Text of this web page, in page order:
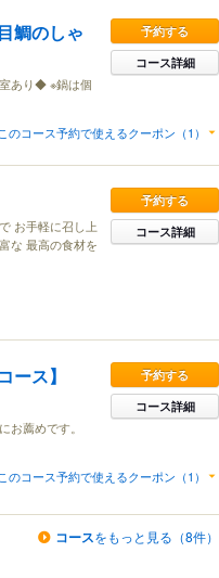
鯛のしゃ
あり◆ ※鍋は個
予約する
コース詳細
このコース予約で使えるクーポン（1）
お手軽に召し上
な 最高の食材を
予約する
コース詳細
ス】
薦めです。
予約する
コース詳細
このコース予約で使えるクーポン（1）
コースをもっと見る（8件）